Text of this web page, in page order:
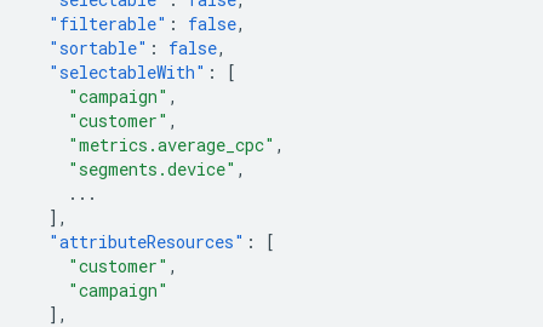
"filterable" : false,
"sortable" : false,
"selectableWith" :
[
"campaign" ,
"customer" ,
"metrics.average_cpc" ,
"segments.device" ,
...
],
"attributeResources" :
[
"customer" ,
"campaign"
],